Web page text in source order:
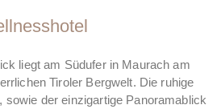
liegt am Südufer in Maurach am
Tiroler Bergwelt. Die ruhige
sowie der einzigartige Panoramablick